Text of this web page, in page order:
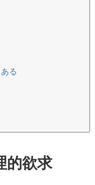
る
的欲求